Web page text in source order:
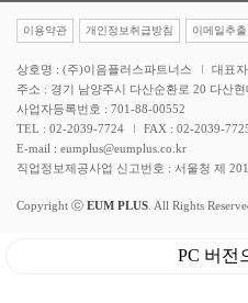
이용약관 개인정보취급방침 이메일추
상호명 : (주)이음플러스파트너스
대표
주소 : 경기 남양주시 다산순환로 20 다산
사업자등록번호 : 701-88-00552
TEL : 02-2039-7724
FAX : 02-2039-
E-mail : eumplus@eumplus.co.kr
직업정보제공사업 신고번호 : 서울청 제
Copyright ⓒ EUM PLUS . All Rights
PC 버전